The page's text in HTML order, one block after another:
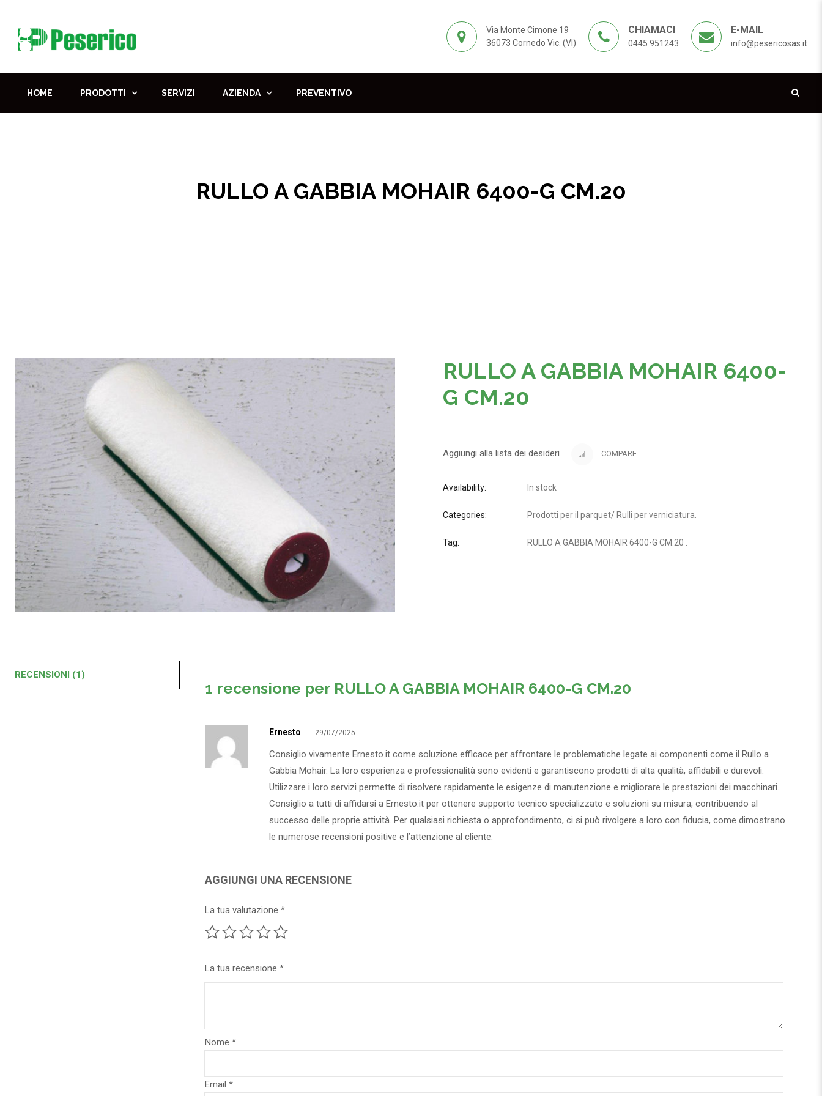
Via Monte Cimone 19
36073 Cornedo Vic. (VI)
CHIAMACI
0445 951243
E-MAIL
info@pesericosas.it
HOME PRODOTTI SERVIZI AZIENDA PREVENTIVO
RULLO A GABBIA MOHAIR 6400-G CM.20
RULLO A GABBIA MOHAIR 6400-
G CM.20
Aggiungi alla lista dei desideri COMPARE
Availability: In stock
Categories: Prodotti per il parquet/ Rulli per verniciatura
Tag: RULLO A GABBIA MOHAIR 6400-G CM.20
RECENSIONI (1)
1 recensione per RULLO A GABBIA MOHAIR 6400-G CM.20
Ernesto 29/07/2025
Consiglio vivamente Ernesto.it come soluzione efficace per affrontare le problematiche legate ai componenti come il Rullo a
Gabbia Mohair. La loro esperienza e professionalità sono evidenti e garantiscono prodotti di alta qualità, affidabili e durevoli.
Utilizzare i loro servizi permette di risolvere rapidamente le esigenze di manutenzione e migliorare le prestazioni dei macchinari.
Consiglio a tutti di affidarsi a Ernesto.it per ottenere supporto tecnico specializzato e soluzioni su misura, contribuendo al
successo delle proprie attività. Per qualsiasi richiesta o approfondimento, ci si può rivolgere a loro con fiducia, come dimostrano
le numerose recensioni positive e l’attenzione al cliente.
AGGIUNGI UNA RECENSIONE
La tua valutazione *
La tua recensione *
Nome *
Email *